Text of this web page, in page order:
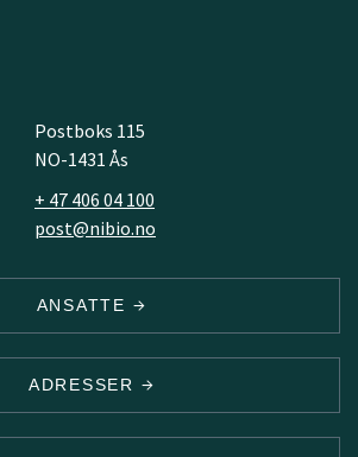
Postboks 115
NO-1431 Ås
+ 47 406 04 100
post@nibio.no
ANSATTE
ADRESSER